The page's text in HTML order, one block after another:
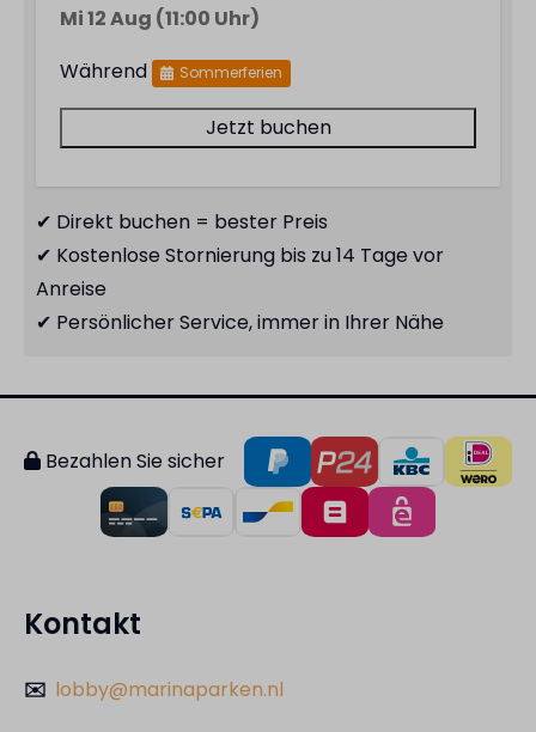
Mi 12 Aug (11:00 Uhr)
Während
Sommerferien
Jetzt buchen
✔ Direkt buchen = bester Preis
✔ Kostenlose Stornierung bis zu 14 Tage vor
Anreise
✔ Persönlicher Service, immer in Ihrer Nähe
Bezahlen Sie sicher
Kontakt
✉️ lobby@marinaparken.nl